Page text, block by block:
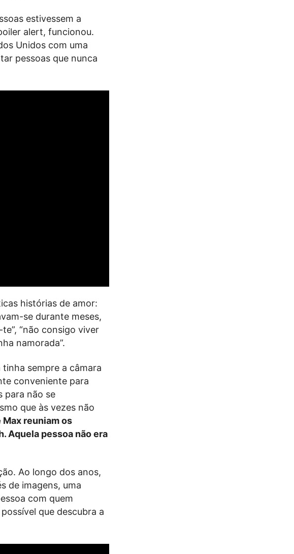
estivessem a
alert, funcionou.
Unidos com uma
pessoas que nunca
histórias de amor:
se durante meses,
“não consigo viver
namorada”.
sempre a câmara
conveniente para
para não se
que às vezes não
Max reuniam os
Aquela pessoa não era
Ao longo dos anos,
de imagens, uma
com quem
que descubra a